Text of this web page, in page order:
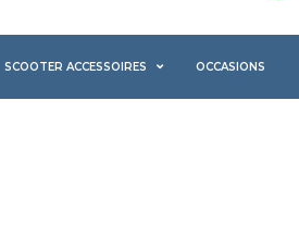
SCOOTER ACCESSOIRES OCCASIONS